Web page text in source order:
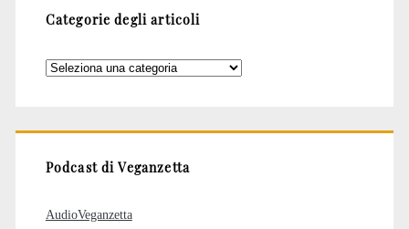
Categorie degli articoli
Categorie
Podcast di Veganzetta
AudioVeganzetta